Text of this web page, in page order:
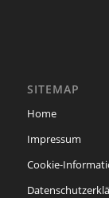
SITEMAP
Home
Impressum
Cookie-